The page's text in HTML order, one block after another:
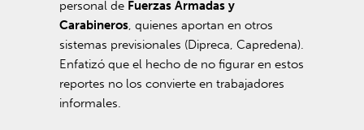
personal de Fuerzas Armadas y
Carabineros, quienes aportan en otros
sistemas previsionales (Dipreca, Capredena).
Enfatizó que el hecho de no figurar en estos
reportes no los convierte en trabajadores
informales.